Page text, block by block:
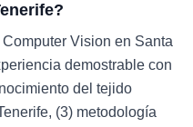
Vision en Santa
demostrable con
del tejido
(3) metodología